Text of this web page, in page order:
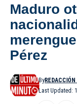
Maduro
Pérez
Last Updated:
By